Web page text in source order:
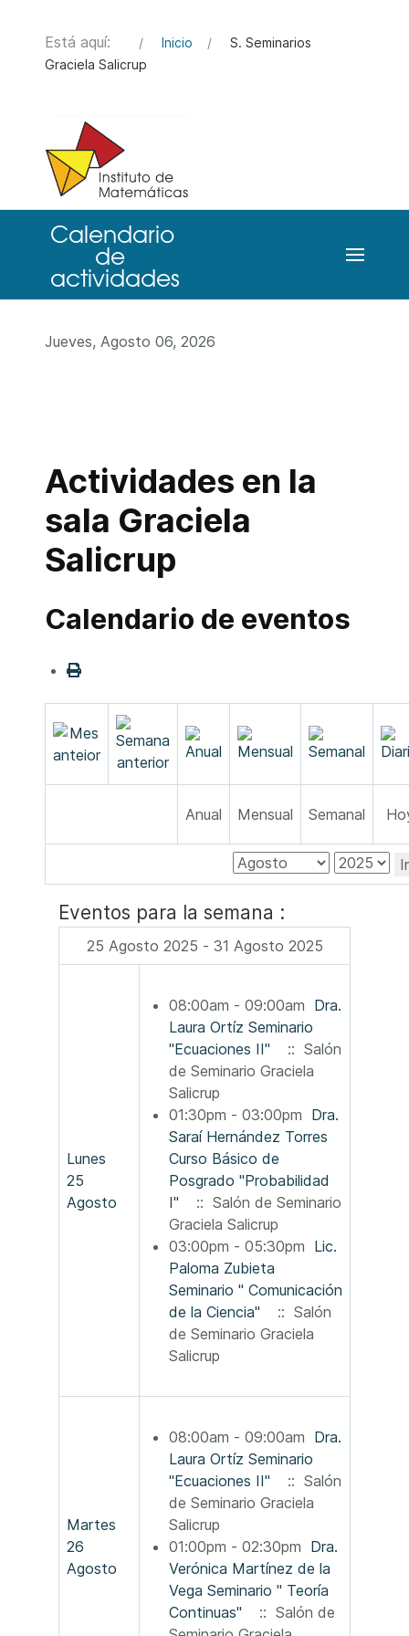
Está aquí: Inicio
S. Seminarios
Graciela Salicrup
Jueves, Agosto 06, 2026
Actividades en la
sala Graciela
Salicrup
Calendario de eventos
Anual Mensual Semanal
Eventos para la semana :
25 Agosto 2025 - 31 Agosto 2025
Lunes
25
Agosto
08:00am - 09:00am Dra.
Laura Ortíz Seminario
"Ecuaciones II"
:: Salón
de Seminario Graciela
Salicrup
01:30pm - 03:00pm Dra.
Saraí Hernández Torres
Curso Básico de
Posgrado "Probabilidad
I"
:: Salón de Seminario
Graciela Salicrup
03:00pm - 05:30pm Lic.
Paloma Zubieta
Seminario " Comunicación
de la Ciencia"
:: Salón
de Seminario Graciela
Salicrup
Martes
26
Agosto
08:00am - 09:00am Dra.
Laura Ortíz Seminario
"Ecuaciones II"
:: Salón
de Seminario Graciela
Salicrup
01:00pm - 02:30pm Dra.
Verónica Martínez de la
Vega Seminario " Teoría
Continuas"
:: Salón de